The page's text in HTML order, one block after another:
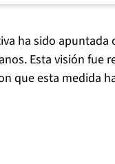
ha sido
Esta visión fue
que esta medida